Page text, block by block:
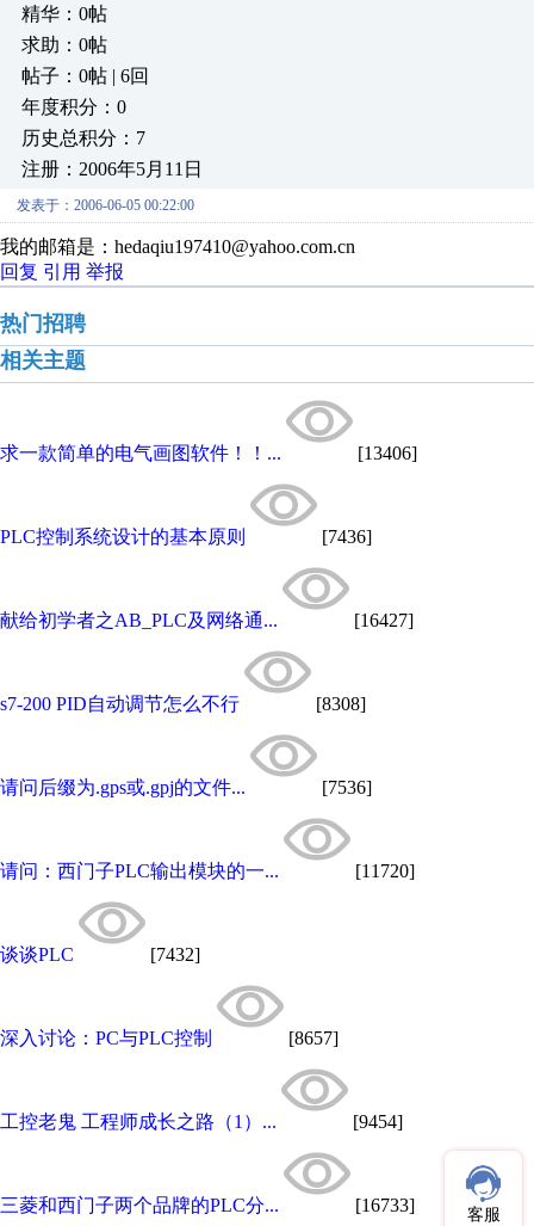
精华：0帖
求助：0帖
帖子：0帖 | 6回
年度积分：0
历史总积分：7
注册：2006年5月11日
发表于：2006-06-05 00:22:00
我的邮箱是：hedaqiu197410@yahoo.com.cn
回复 引用 举报
热门招聘
相关主题
求一款简单的电气画图软件！！... [13406]
PLC控制系统设计的基本原则 [7436]
献给初学者之AB_PLC及网络通... [16427]
s7-200 PID自动调节怎么不行 [8308]
请问后缀为.gps或.gpj的文件... [7536]
请问：西门子PLC输出模块的一... [11720]
谈谈PLC [7432]
深入讨论：PC与PLC控制 [8657]
工控老鬼 工程师成长之路（1）... [9454]
三菱和西门子两个品牌的PLC分... [16733] 客服